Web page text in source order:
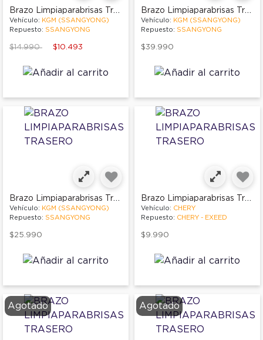
Brazo Limpiaparabrisas Trasero
Vehículo: KGM (SSANGYONG)
Repuesto: SSANGYONG
Price reduced from
$14.990to $10.493
Brazo Limpiaparabrisas Trasero
Vehículo: KGM (SSANGYONG)
Repuesto: SSANGYONG
$39.990
Brazo Limpiaparabrisas Trasero
Vehículo: KGM (SSANGYONG)
Repuesto: SSANGYONG
$25.990
Brazo Limpiaparabrisas Trasero
Vehículo: CHERY
Repuesto: CHERY - EXEED
$9.990
Agotado Agotado